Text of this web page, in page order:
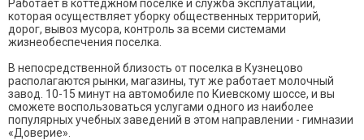
Работает в коттеджном поселке и служба эксплуатации,
которая осуществляет уборку общественных территорий,
дорог, вывоз мусора, контроль за всеми системами
жизнеобеспечения поселка.
В непосредственной близость от поселка в Кузнецово
располагаются рынки, магазины, тут же работает молочный
завод. 10-15 минут на автомобиле по Киевскому шоссе, и вы
сможете воспользоваться услугами одного из наиболее
популярных учебных заведений в этом направлении - гимназии
«Доверие».